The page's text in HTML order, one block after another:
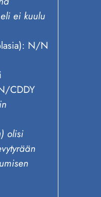
ei kuulu
N/N
CDDY
olisi